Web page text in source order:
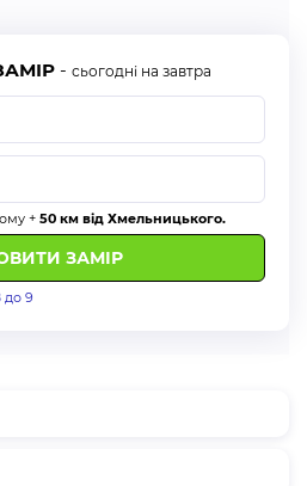
— відрізняються наявністю
валовий механізм.
положенні полотна,
пилу та бруду.
механізму:
регуляція виробу;
з місцем
- сьогодні на завтра
+ 50 км від Хмельницького.
до 9